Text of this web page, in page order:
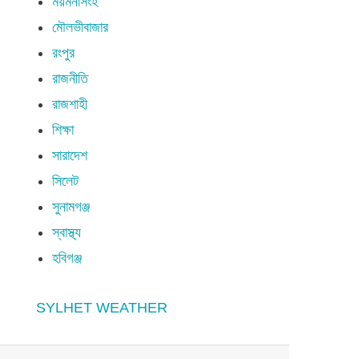
মৌলভীবাজার
রংপুর
রাজনীতি
রাজশাহী
শিক্ষা
সারাদেশ
সিলেট
সুনামগঞ্জ
স্বাস্থ্য
হবিগঞ্জ
SYLHET WEATHER